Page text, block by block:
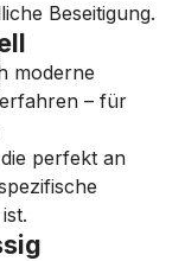
Beseitigung.
moderne
– für
perfekt an